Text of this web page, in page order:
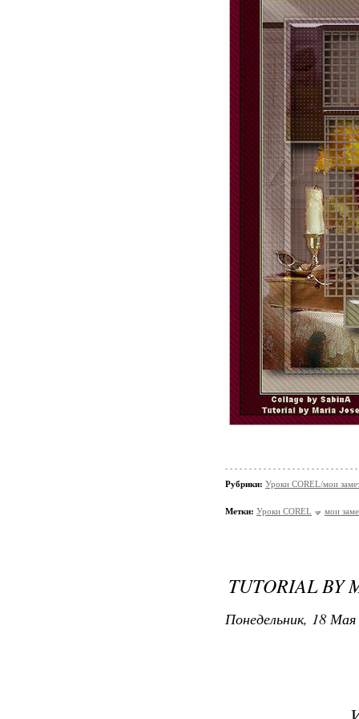
Рубрики: Уроки COREL/мои
Метки: Уроки COREL мои
TUTORIAL BY
Понедельник, 18